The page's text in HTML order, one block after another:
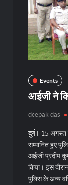
Events
आईजी ने
deepak das
दुर्ग। 15 अगस्त
सम्मानित हुए
आईजी प्रदीप
किया। इस
पुलिस के अन्य